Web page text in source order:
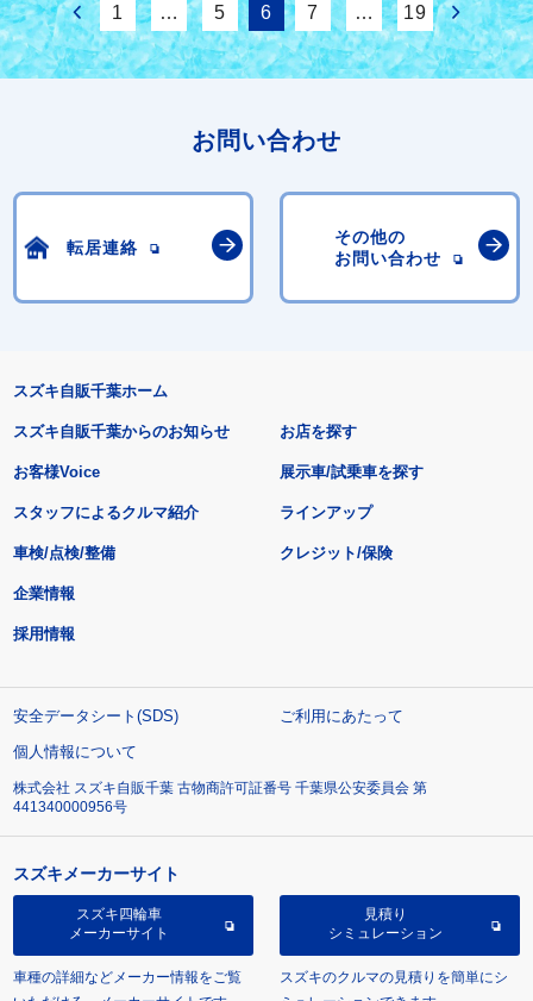
1 … 5 6 7 … 19
お問い合わせ
転居連絡
その他の
お問い合わせ
スズキ自販千葉ホーム
スズキ自販千葉からのお知らせ
お客様Voice
スタッフによるクルマ紹介
お店を探す
展示車/試乗車を探す
ラインアップ
車検/点検/整備 クレジット/保険
企業情報
採用情報
安全データシート(SDS)
ご利用にあたって
個人情報について
株式会社 スズキ自販千葉 古物商許可証番号 千葉県公安委員会 第
441340000956号
スズキメーカーサイト
スズキ四輪車
メーカーサイト
車種の詳細などメーカー情報をご覧
見積り
シミュレーション
スズキのクルマの見積りを簡単にシ